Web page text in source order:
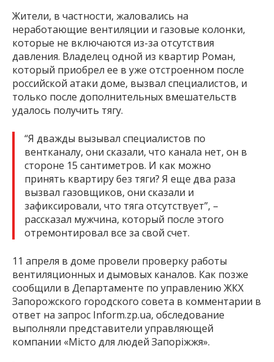
Жители, в частности, жаловались на
неработающие вентиляции и газовые колонки,
которые не включаются из-за отсутствия
давления. Владелец одной из квартир Роман,
который приобрел ее в уже отстроенном после
российской атаки доме, вызвал специалистов, и
только после дополнительных вмешательств
удалось получить тягу.
“Я дважды вызывал специалистов по
вентканалу, они сказали, что канала нет, он в
стороне 15 сантиметров. И как можно
принять квартиру без тяги? Я еще два раза
вызвал газовщиков, они сказали и
зафиксировали, что тяга отсутствует”, –
рассказал мужчина, который после этого
отремонтировал все за свой счет.
11 апреля в доме провели проверку работы
вентиляционных и дымовых каналов. Как позже
сообщили в Департаменте по управлению ЖКХ
Запорожского городского совета в комментарии в
ответ на запрос Inform.zp.ua, обследование
выполняли представители управляющей
компании «Місто для людей Запоріжжя».